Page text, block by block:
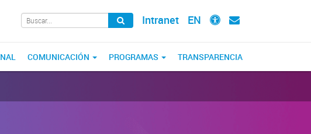
Intranet EN
COMUNICACIÓN PROGRAMAS TRANSPARENCIA